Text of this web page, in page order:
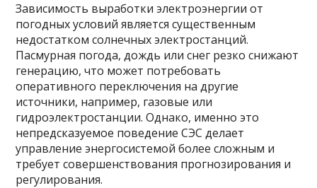
Зависимость выработки электроэнергии от
погодных условий является существенным
недостатком солнечных электростанций.
Пасмурная погода, дождь или снег резко снижают
генерацию, что может потребовать
оперативного переключения на другие
источники, например, газовые или
гидроэлектростанции. Однако, именно это
непредсказуемое поведение СЭС делает
управление энергосистемой более сложным и
требует совершенствования прогнозирования и
регулирования.